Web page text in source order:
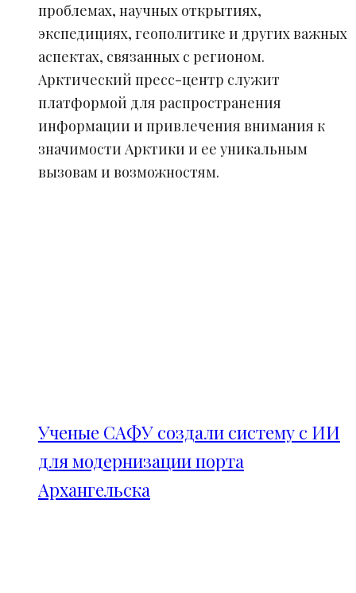
проблемах, научных открытиях,
экспедициях, геополитике и других важных
аспектах, связанных с регионом.
Арктический пресс-центр служит
платформой для распространения
информации и привлечения внимания к
значимости Арктики и ее уникальным
вызовам и возможностям.
Ученые САФУ создали систему с ИИ
для модернизации порта
Архангельска